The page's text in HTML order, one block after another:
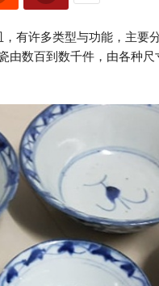
有许多类型与功能，主要
数百到数千件，由各种尺